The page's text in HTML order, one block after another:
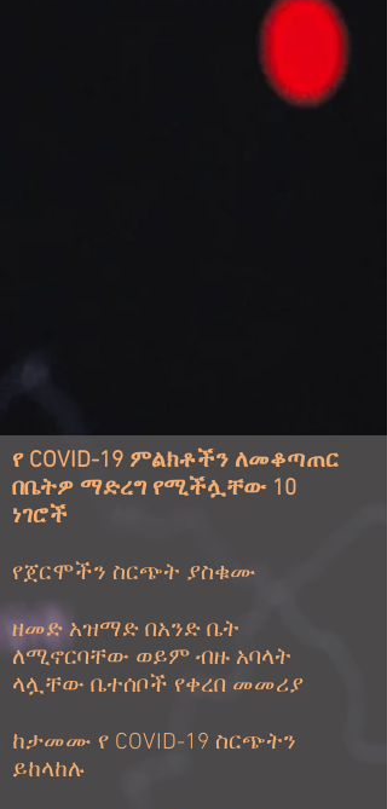
የ COVID-19 ምልክቶችን ለመቆጣጠር
በቤትዎ ማድረግ የሚችሏቸው 10
ነገሮች
የጀርሞችን ስርጭት ያስቁሙ
ዘመድ አዝማድ በአንድ ቤት
ለሚኖርባቸው ወይም ብዙ አባላት
ላሏቸው ቤተሰቦች የቀረበ መመሪያ
ከታመሙ የ COVID-19 ስርጭትን
ይከላከሉ